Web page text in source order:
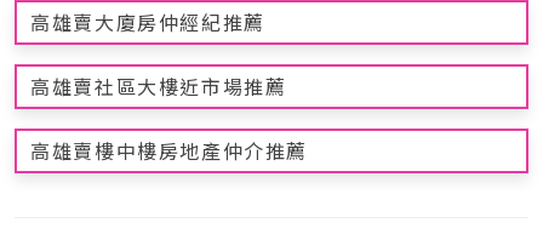
高雄賣大廈房仲經紀推薦
高雄賣社區大樓近市場推薦
高雄賣樓中樓房地產仲介推薦